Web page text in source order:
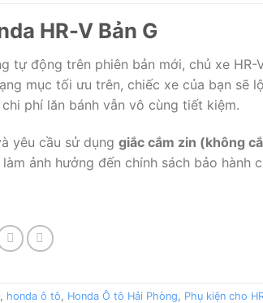
HR-V Bản G
tự động trên phiên bản mới, chủ xe HR-
mục tối ưu trên, chiếc xe của bạn sẽ
phí lăn bánh vẫn vô cùng tiết kiệm.
yêu cầu sử dụng giắc cắm zin (không
ảnh hưởng đến chính sách bảo hành
, honda ô tô, Honda Ô tô Hải Phòng, Phụ kiện cho